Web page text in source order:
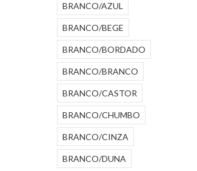
BRANCO/AZUL
BRANCO/BEGE
BRANCO/BORDADO
BRANCO/BRANCO
BRANCO/CASTOR
BRANCO/CHUMBO
BRANCO/CINZA
BRANCO/DUNA